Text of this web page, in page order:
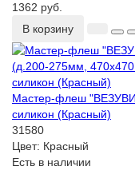
1362 руб.
В корзину
Мастер-флеш
силикон (Красный)
31580
Цвет: Красный
Есть в наличии